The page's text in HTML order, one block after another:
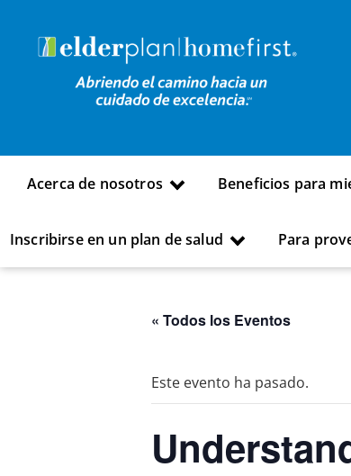
Acerca de nosotros Beneficios para
Inscribirse en un plan de salud Para
« Todos los Eventos
Este evento ha pasado.